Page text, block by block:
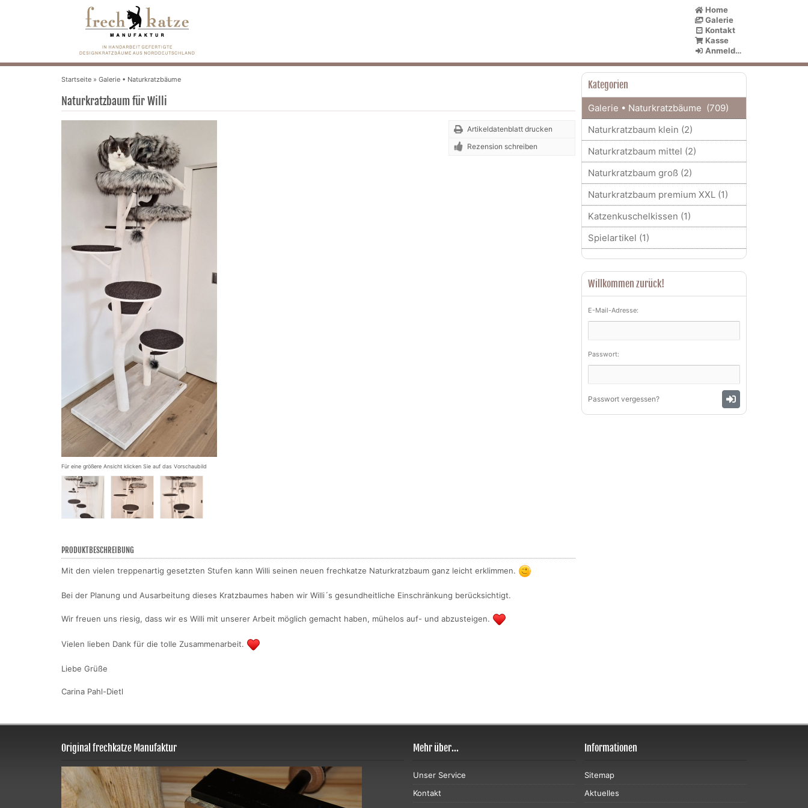
Home
Galerie
Kontakt
Kasse
Anmelden
Startseite » Galerie • Naturkratzbäume
Naturkratzbaum für Willi
Für eine größere Ansicht klicken Sie auf das Vorschaubild
Artikeldatenblatt drucken
Rezension schreiben
PRODUKTBESCHREIBUNG
Mit den vielen treppenartig gesetzten Stufen kann Willi seinen neuen frechkatze Naturkratzbaum ganz leicht erklimmen.
Bei der Planung und Ausarbeitung dieses Kratzbaumes haben wir Willi´s gesundheitliche Einschränkung berücksichtigt.
Wir freuen uns riesig, dass wir es Willi mit unserer Arbeit möglich gemacht haben, mühelos auf- und abzusteigen.
Vielen lieben Dank für die tolle Zusammenarbeit.
Liebe Grüße
Carina Pahl-Dietl
Kategorien
Galerie • Naturkratzbäume (709)
Naturkratzbaum klein (2)
Naturkratzbaum mittel (2)
Naturkratzbaum groß (2)
Naturkratzbaum premium XXL (1)
Katzenkuschelkissen (1)
Spielartikel (1)
Willkommen zurück!
E-Mail-Adresse:
Passwort:
Passwort vergessen?
Original frechkatze Manufaktur Mehr über...
Unser Service
Kontakt
Informationen
Sitemap
Aktuelles